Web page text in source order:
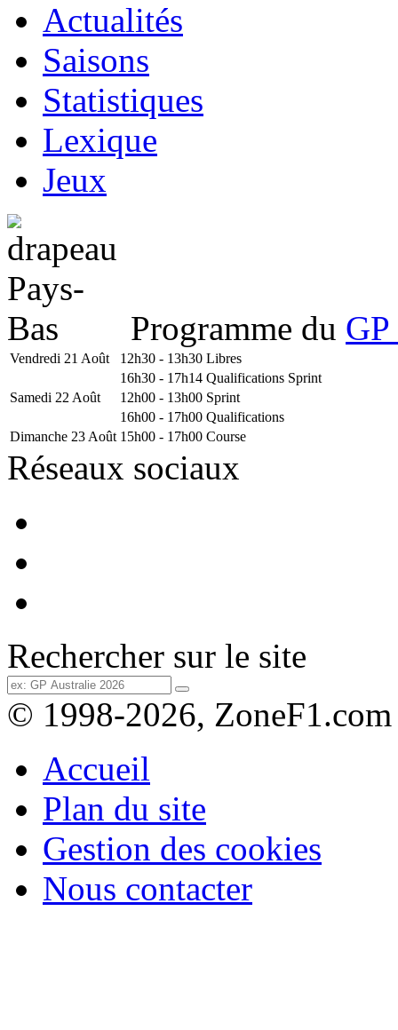
Actualités
Saisons
Statistiques
Lexique
Jeux
Programme du
Vendredi 21 Août 12h30 - 13h30 Libres
16h30 - 17h14 Qualifications Sprint
Samedi 22 Août
12h00 - 13h00 Sprint
16h00 - 17h00 Qualifications
Dimanche 23 Août 15h00 - 17h00 Course
Réseaux sociaux
Rechercher sur le site
© 1998-2026, ZoneF1.com
Accueil
Plan du site
Gestion des cookies
Nous contacter